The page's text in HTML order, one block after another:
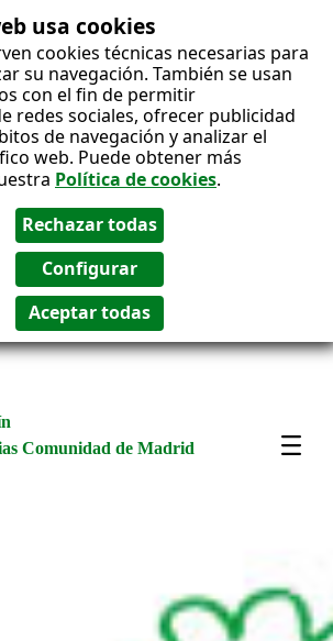
usa cookies
cookies técnicas necesarias para
su navegación. También se usan
con el fin de permitir
redes sociales, ofrecer publicidad
de navegación y analizar el
web. Puede obtener más
Política de cookies.
Comunidad de Madrid